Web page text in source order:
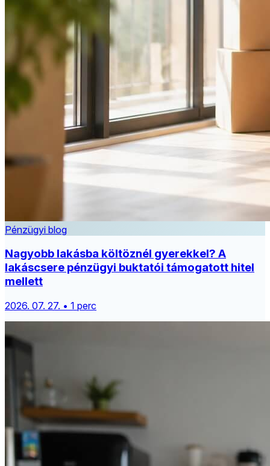
Pénzügyi blog
Nagyobb lakásba költöznél gyerekkel? A
lakáscsere pénzügyi buktatói támogatott hitel
mellett
2026. 07. 27. • 1 perc